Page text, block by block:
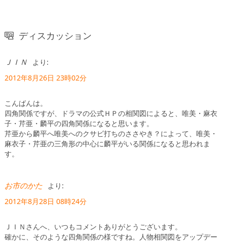
ディスカッション
ＪＩＮ
より:
2012年8月26日 23時02分
こんばんは。
四角関係ですが、ドラマの公式ＨＰの相関図によると、唯美・麻衣
子・芹亜・麟平の四角関係になると思います。
芹亜から麟平へ唯美へのクサビ打ちのささやき？によって、唯美・
麻衣子・芹亜の三角形の中心に麟平がいる関係になると思われま
す。
お市のかた より:
2012年8月28日 08時24分
ＪＩＮさんへ、いつもコメントありがとうございます。
確かに、そのような四角関係の様ですね。人物相関図をアップデー